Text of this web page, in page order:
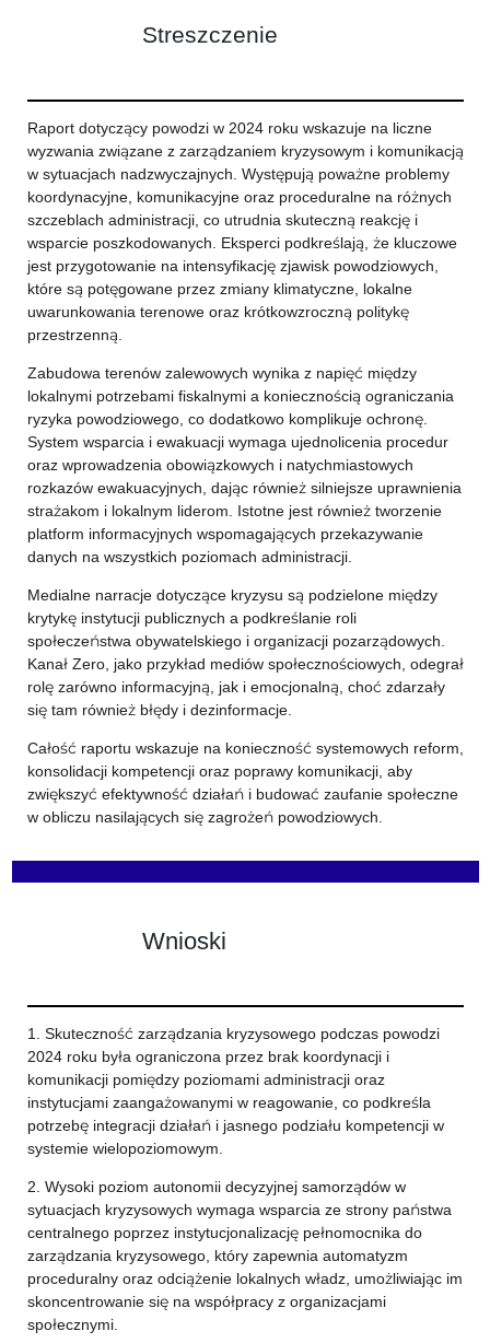
Streszczenie
Raport dotyczący powodzi w 2024 roku wskazuje na liczne
wyzwania związane z zarządzaniem kryzysowym i komunikacją
w sytuacjach nadzwyczajnych. Występują poważne problemy
koordynacyjne, komunikacyjne oraz proceduralne na różnych
szczeblach administracji, co utrudnia skuteczną reakcję i
wsparcie poszkodowanych. Eksperci podkreślają, że kluczowe
jest przygotowanie na intensyfikację zjawisk powodziowych,
które są potęgowane przez zmiany klimatyczne, lokalne
uwarunkowania terenowe oraz krótkowzroczną politykę
przestrzenną.
Zabudowa terenów zalewowych wynika z napięć między
lokalnymi potrzebami fiskalnymi a koniecznością ograniczania
ryzyka powodziowego, co dodatkowo komplikuje ochronę.
System wsparcia i ewakuacji wymaga ujednolicenia procedur
oraz wprowadzenia obowiązkowych i natychmiastowych
rozkazów ewakuacyjnych, dając również silniejsze uprawnienia
strażakom i lokalnym liderom. Istotne jest również tworzenie
platform informacyjnych wspomagających przekazywanie
danych na wszystkich poziomach administracji.
Medialne narracje dotyczące kryzysu są podzielone między
krytykę instytucji publicznych a podkreślanie roli
społeczeństwa obywatelskiego i organizacji pozarządowych.
Kanał Zero, jako przykład mediów społecznościowych, odegrał
rolę zarówno informacyjną, jak i emocjonalną, choć zdarzały
się tam również błędy i dezinformacje.
Całość raportu wskazuje na konieczność systemowych reform,
konsolidacji kompetencji oraz poprawy komunikacji, aby
zwiększyć efektywność działań i budować zaufanie społeczne
w obliczu nasilających się zagrożeń powodziowych.
Wnioski
1. Skuteczność zarządzania kryzysowego podczas powodzi
2024 roku była ograniczona przez brak koordynacji i
komunikacji pomiędzy poziomami administracji oraz
instytucjami zaangażowanymi w reagowanie, co podkreśla
potrzebę integracji działań i jasnego podziału kompetencji w
systemie wielopoziomowym.
2. Wysoki poziom autonomii decyzyjnej samorządów w
sytuacjach kryzysowych wymaga wsparcia ze strony państwa
centralnego poprzez instytucjonalizację pełnomocnika do
zarządzania kryzysowego, który zapewnia automatyzm
proceduralny oraz odciążenie lokalnych władz, umożliwiając im
skoncentrowanie się na współpracy z organizacjami
społecznymi.